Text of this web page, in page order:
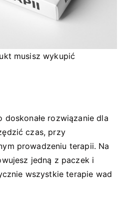
musisz wykupić
rozwiązanie dla
czas, przy
prowadzeniu terapii. Na
jedną z paczek i
wszystkie terapie wad